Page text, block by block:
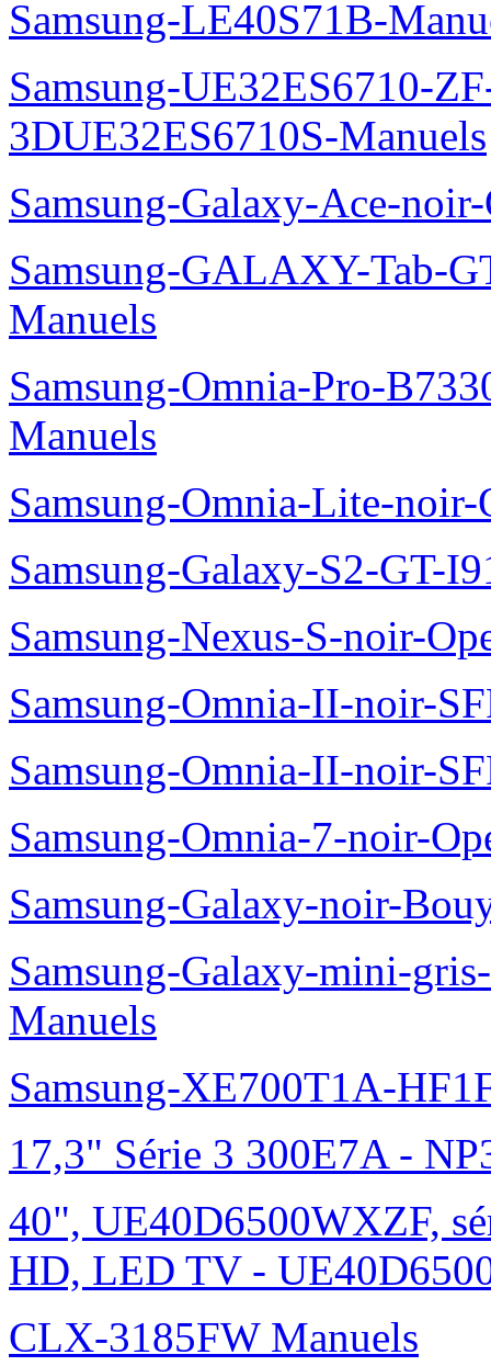
Samsung-LE40S71B-
Samsung-UE32ES6710-
3DUE32ES6710S-Manuels
Samsung-Galaxy-Ace-
Samsung-GALAXY-Tab-
Manuels
Samsung-Omnia-Pro-
Manuels
Samsung-Omnia-Lite-
Samsung-Galaxy-S2-GT-
Samsung-Nexus-S-noir-
Samsung-Omnia-II-noir-
Samsung-Omnia-II-noir-
Samsung-Omnia-7-noir-
Samsung-Galaxy-noir-
Samsung-Galaxy-mini-
Manuels
Samsung-XE700T1A-
17,3" Série 3 300E7A -
40", UE40D6500WXZF,
HD, LED TV -
CLX-3185FW Manuels